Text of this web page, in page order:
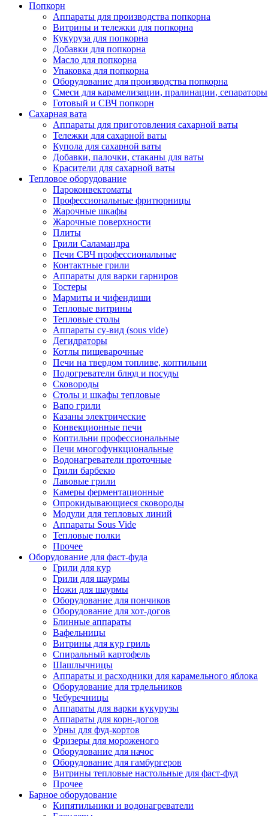
Попкорн
Аппараты для производства попкорна
Витрины и тележки для попкорна
Кукуруза для попкорна
Добавки для попкорна
Масло для попкорна
Упаковка для попкорна
Оборудование для производства попкорна
Смеси для карамелизации, пралинации, сепараторы
Готовый и СВЧ попкорн
Сахарная вата
Аппараты для приготовления сахарной ваты
Тележки для сахарной ваты
Купола для сахарной ваты
Добавки, палочки, стаканы для ваты
Красители для сахарной ваты
Тепловое оборудование
Пароконвектоматы
Профессиональные фритюрницы
Жарочные шкафы
Жарочные поверхности
Плиты
Грили Саламандра
Печи СВЧ профессиональные
Контактные грили
Аппараты для варки гарниров
Тостеры
Мармиты и чифендиши
Тепловые витрины
Тепловые столы
Аппараты су-вид (sous vide)
Дегидраторы
Котлы пищеварочные
Печи на твердом топливе, коптильни
Подогреватели блюд и посуды
Сковороды
Столы и шкафы тепловые
Вапо грили
Казаны электрические
Конвекционные печи
Коптильни профессиональные
Печи многофункциональные
Водонагреватели проточные
Грили барбекю
Лавовые грили
Камеры ферментационные
Опрокидывающиеся сковороды
Модули для тепловых линий
Аппараты Sous Vide
Тепловые полки
Прочее
Оборудование для фаст-фуда
Грили для кур
Грили для шаурмы
Ножи для шаурмы
Оборудование для пончиков
Оборудование для хот-догов
Блинные аппараты
Вафельницы
Витрины для кур гриль
Спиральный картофель
Шашлычницы
Аппараты и расходники для карамельного яблока
Оборудование для трдельников
Чебуречницы
Аппараты для варки кукурузы
Аппараты для корн-догов
Урны для фуд-кортов
Фризеры для мороженого
Оборудование для начос
Оборудование для гамбургеров
Витрины тепловые настольные для фаст-фуд
Прочее
Барное оборудование
Кипятильники и водонагреватели